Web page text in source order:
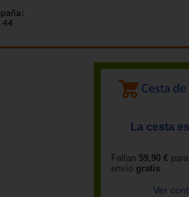
La cesta
Faltan 59,90 €
envío gratis
Ver